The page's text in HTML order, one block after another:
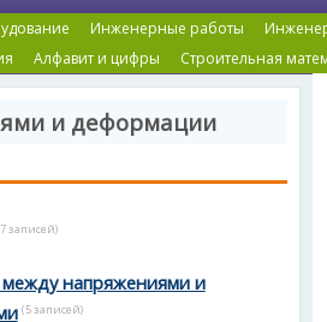
Инженерные работы
Алфавит и цифры Строительная
и деформации
записей)
напряжениями и
(5 записей)